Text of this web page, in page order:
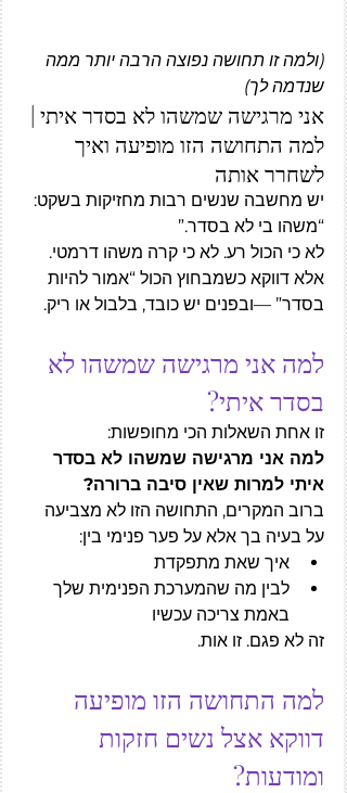
(ולמה זו תחושה נפוצה הרבה יותר ממה
שנדמה לך)
אני מרגישה שמשהו לא בסדר איתי |
למה התחושה הזו מופיעה ואיך
לשחרר אותה
יש מחשבה שנשים רבות מחזיקות בשקט:
“משהו בי לא בסדר.”
לא כי הכול רע. לא כי קרה משהו דרמטי.
אלא דווקא כשמבחוץ הכול “אמור להיות
בסדר” —ובפנים יש כובד, בלבול או ריק.
למה אני מרגישה שמשהו לא
בסדר איתי?
זו אחת השאלות הכי מחופשות:
למה אני מרגישה שמשהו לא בסדר
איתי למרות שאין סיבה ברורה?
ברוב המקרים, התחושה הזו לא מצביעה
על בעיה בך אלא על פער פנימי בין:
איך שאת מתפקדת
לבין מה שהמערכת הפנימית שלך
באמת צריכה עכשיו
זה לא פגם. זו אות.
למה התחושה הזו מופיעה
דווקא אצל נשים חזקות
ומודעות?